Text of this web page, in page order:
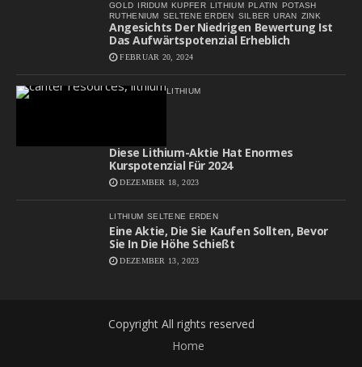
GOLD IRIDUM KUPFER LITHIUM PLATIN
POTASH
RUTHENIUM
SELTENE ERDEN SILBER URAN ZINK
Angesichts Der Niedrigen Bewertung Ist
Das Aufwärtspotenzial Erheblich
FEBRUAR 20, 2024
LITHIUM
Diese Lithium-Aktie Hat Enormes
Kurspotenzial Für 2024
DEZEMBER 18, 2023
LITHIUM SELTENE ERDEN
Eine Aktie, Die Sie Kaufen Sollten, Bevor
Sie In Die Höhe Schießt
DEZEMBER 13, 2023
Copyright All rights reserved
Home